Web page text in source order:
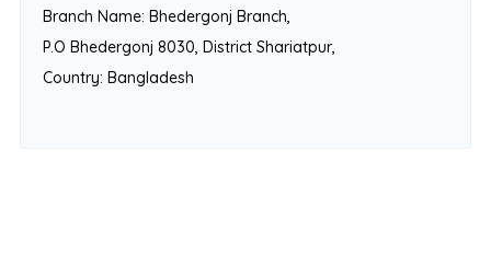
Branch Name: Bhedergonj Branch,
P.O Bhedergonj 8030, District Shariatpur,
Country: Bangladesh